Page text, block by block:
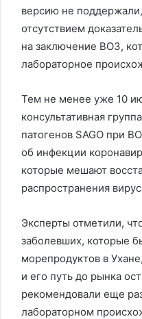
версию не
отсутствием
на заключение ВОЗ,
лабораторное
Тем не менее уже 10
консультативная
патогенов SAGO при
об инфекции
которые мешают
распространения
Эксперты отметили,
заболевших, которые
морепродуктов в
и его путь до рынка
рекомендовали еще
лабораторном